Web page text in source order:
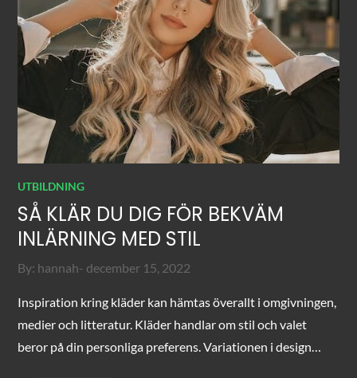
UTBILDNING
SÅ KLÄR DU DIG FÖR BEKVÄM
INLÄRNING MED STIL
By: hannah Posted
december 15, 2022
Inspiration kring kläder kan hämtas överallt i omgivningen,
medier och litteratur. Kläder handlar om stil och valet
beror på din personliga preferens. Variationen i design…